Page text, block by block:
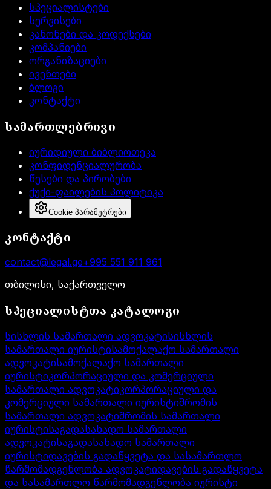
სპეციალისტები
სერვისები
კანონები და კოდექსები
კომპანიები
ორგანიზაციები
ივენთები
ბლოგი
კონტაქტი
სამართლებრივი
იურიდიული ბიბლიოთეკა
კონფიდენციალურობა
წესები და პირობები
ქუქი-ფაილების პოლიტიკა
Cookie პარამეტრები
კონტაქტი
contact@legal.ge+995 551 911 961
თბილისი, საქართველო
სპეციალისტთა კატალოგი
სისხლის სამართალი ადვოკატისისხლის
სამართალი იურისტისამოქალაქო სამართალი
ადვოკატისამოქალაქო სამართალი
იურისტიკორპორაციული და კომერციული
სამართალი ადვოკატიკორპორაციული და
კომერციული სამართალი იურისტიშრომის
სამართალი ადვოკატიშრომის სამართალი
იურისტისაგადასახადო სამართალი
ადვოკატისაგადასახადო სამართალი
იურისტიდავების გადაწყვეტა და სასამართლო
წარმომადგენლობა ადვოკატიდავების გადაწყვეტა
და სასამართლო წარმომადგენლობა იურისტი